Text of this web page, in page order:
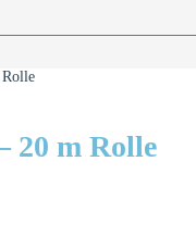
20 m Rolle